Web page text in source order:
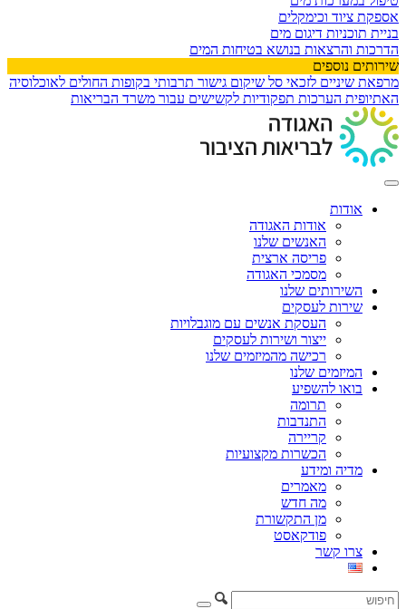
אספקת ציוד וכימקלים
בניית תוכניות דיגום מים
הדרכות והרצאות בנושא בטיחות המים
שירותים נוספים
מרפאת שיניים לזכאי סל שיקום גישור תרבותי בקופות החולים לאוכלוסיה
האתיופית הערכות תפקודיות לקשישים עבור משרד הבריאות
אודות
אודות האגודה
האנשים שלנו
פריסה ארצית
מסמכי האגודה
השירותים שלנו
שירות לעסקים
העסקת אנשים עם מוגבלויות
ייצור ושירות לעסקים
רכישה מהמיזמים שלנו
המיזמים שלנו
בואו להשפיע
תרומה
התנדבות
קריירה
הכשרות מקצועיות
מדיה ומידע
מאמרים
מה חדש
מן התקשורת
פודקאסט
צרו קשר